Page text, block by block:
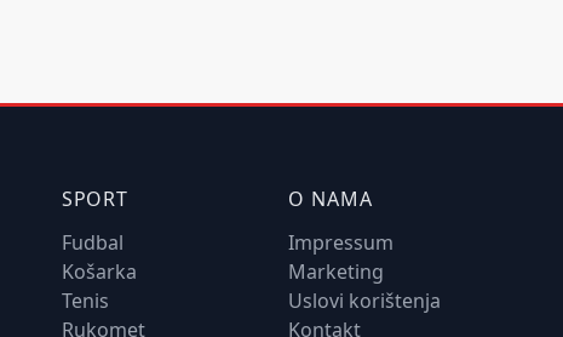
SPORT
Fudbal
Košarka
Tenis
Rukomet
O NAMA
Impressum
Marketing
Uslovi korištenja
Kontakt